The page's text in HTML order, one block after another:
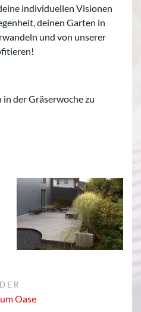
individuellen Visionen
deinen Garten in
und von unserer
der Gräserwoche zu
Oase